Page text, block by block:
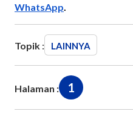
WhatsApp
Topik : LAINNYA
Halaman : 1